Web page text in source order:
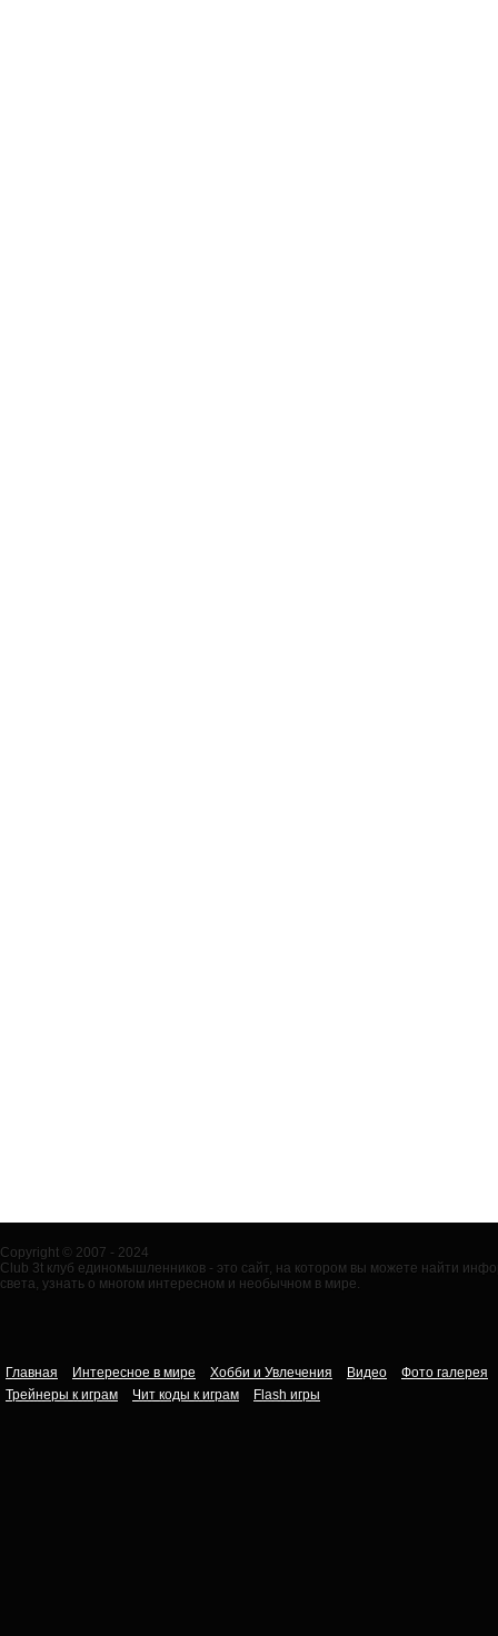
Copyright © 2007 - 2024
Club 3t клуб единомышленников - это сайт, на котором вы можете найти
света, узнать о многом интересном и необычном в мире.
Главная Интересное в мире Хобби и Увлечения Видео
Фото галерея
Трейнеры к играм
Чит коды к играм Flash игры